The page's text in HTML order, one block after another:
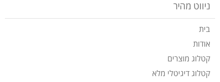
ניווט מהיר
בית
אודות
קטלוג מוצרים
קטלוג דיגיטלי מלא